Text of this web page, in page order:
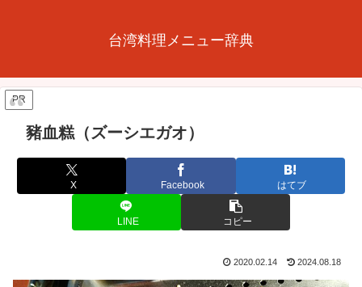
台湾料理メニュー辞典
PR
豬血糕（ズーシエガオ）
X Facebook はてブ
LINE コピー
2020.02.14 2024.08.18